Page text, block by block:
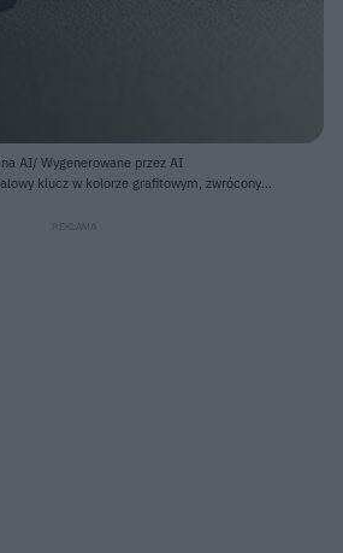
AI/ Wygenerowane przez AI
klucz w kolorze grafitowym, zwrócony
która jest lekko ziarnista. Tło jest